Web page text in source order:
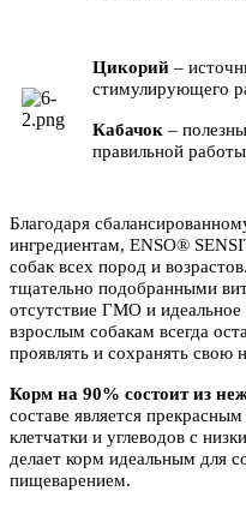
Цикорий –
стимулирующего
Кабачок –
правильной
Благодаря
ингредиентам, ENSO®
собак всех пород и возрастов.
тщательно подобранными
отсутствие ГМО и идеальное
взрослым собакам всегда
проявлять и сохранять
Корм на 90% состоит из
составе является
клетчатки и углеводов с
делает корм идеальным для
пищеварением.